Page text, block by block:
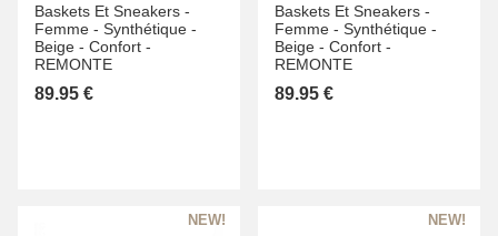
Baskets Et Sneakers -
Femme - Synthétique -
Beige - Confort -
REMONTE
89.95 €
Baskets Et Sneakers -
Femme - Synthétique -
Beige - Confort -
REMONTE
89.95 €